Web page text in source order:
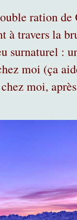
ration de
à travers la
surnaturel :
moi (ça
moi,